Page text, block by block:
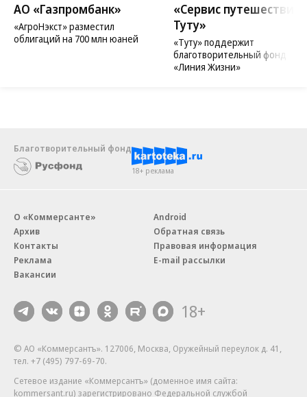
АО «Газпромбанк»
«АгроНэкст» разместил
облигаций на 700 млн юаней
«Сервис путешествий
Туту»
«Туту» поддержит
благотворительный фонд
«Линия Жизни»
Благотворительный фонд
18+ реклама
О «Коммерсанте»
Архив
Контакты
Реклама
Вакансии
Android
Обратная связь
Правовая информация
E-mail рассылки
18+
© АО «Коммерсантъ». 127006, Москва, Оружейный переулок д. 41,
тел. +7 (495) 797-69-70.
Сетевое издание «Коммерсантъ» (доменное имя сайта:
kommersant.ru) зарегистрировано Федеральной службой